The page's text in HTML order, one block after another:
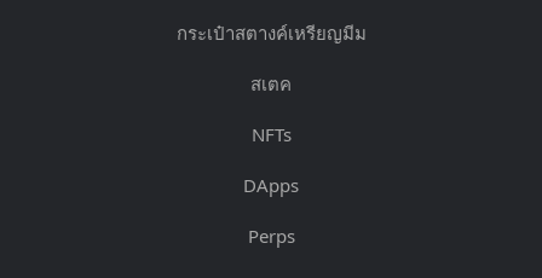
กระเป๋าสตางค์เหรียญมีม
สเตค
NFTs
DApps
Perps